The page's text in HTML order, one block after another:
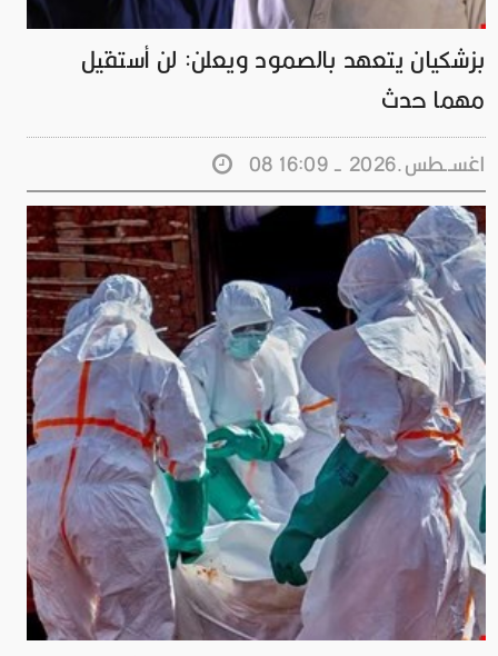
بزشكيان يتعهد بالصمود ويعلن: لن أستقيل
مهما حدث
08 اغســطس.2026 - 16:09